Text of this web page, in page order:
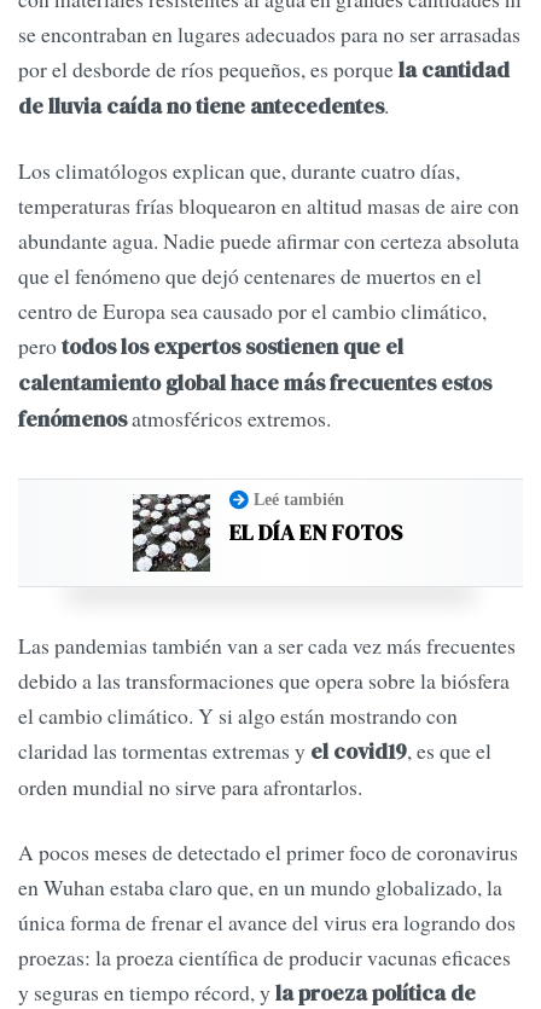
se encontraban en lugares adecuados para no ser arrasadas
por el desborde de ríos pequeños, es porquela cantidad
de lluvia caída no tiene antecedentes.
Los climatólogos explican que, durante cuatro días,
temperaturas frías bloquearon en altitud masas de aire con
abundante agua. Nadie puede afirmar con certeza absoluta
que el fenómeno que dejó centenares de muertos en el
centro de Europa sea causado por el cambio climático,
perotodos los expertos sostienen que el
calentamiento global hace más frecuentes estos
fenómenosatmosféricos extremos.
Leé también
EL DÍA EN FOTOS
Las pandemias también van a ser cada vez más frecuentes
debido a las transformaciones que opera sobre la biósfera
el cambio climático. Y si algo están mostrando con
claridad las tormentas extremas y el covid19, es que el
orden mundial no sirve para afrontarlos.
A pocos meses de detectado el primer foco de coronavirus
en Wuhan estaba claro que, en un mundo globalizado, la
única forma de frenar el avance del virus era logrando dos
proezas: la proeza científica de producir vacunas eficaces
y seguras en tiempo récord, y la proeza política de